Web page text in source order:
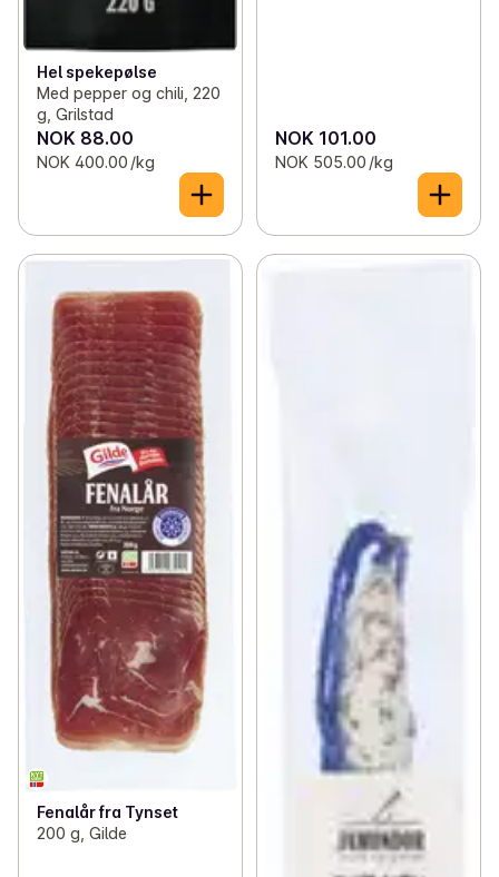
Hel spekepølse
Med pepper og chili, 220
g, Grilstad
NOK 88.00
NOK 400.00 /kg
NOK 101.00
NOK 505.00 /kg
Fenalår fra Tynset
200 g, Gilde